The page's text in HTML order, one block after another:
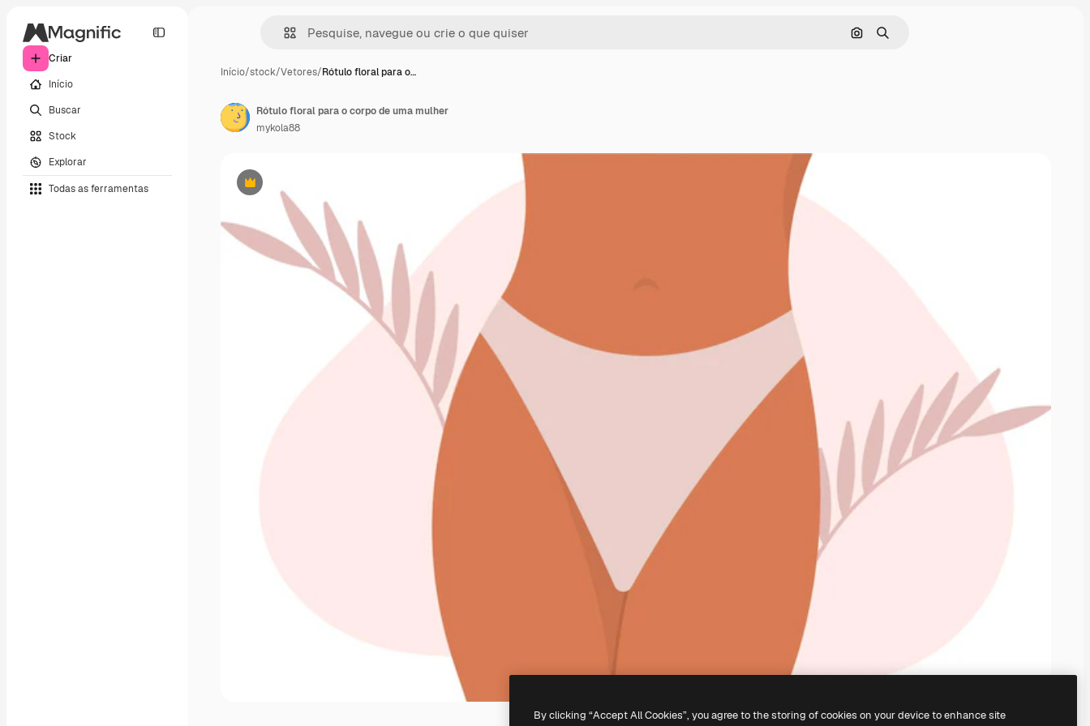
Criar
Início
Buscar
Stock
Explorar
Todas as ferramentas
Pesquisar por imagem
Buscar
Início/stock/Vetores/Rótulo floral para o…
Premium
Rótulo floral para o corpo de uma mulher
mykola88
By clicking “Accept All Cookies”, you agree to the storing of cookies on your device to enhance site